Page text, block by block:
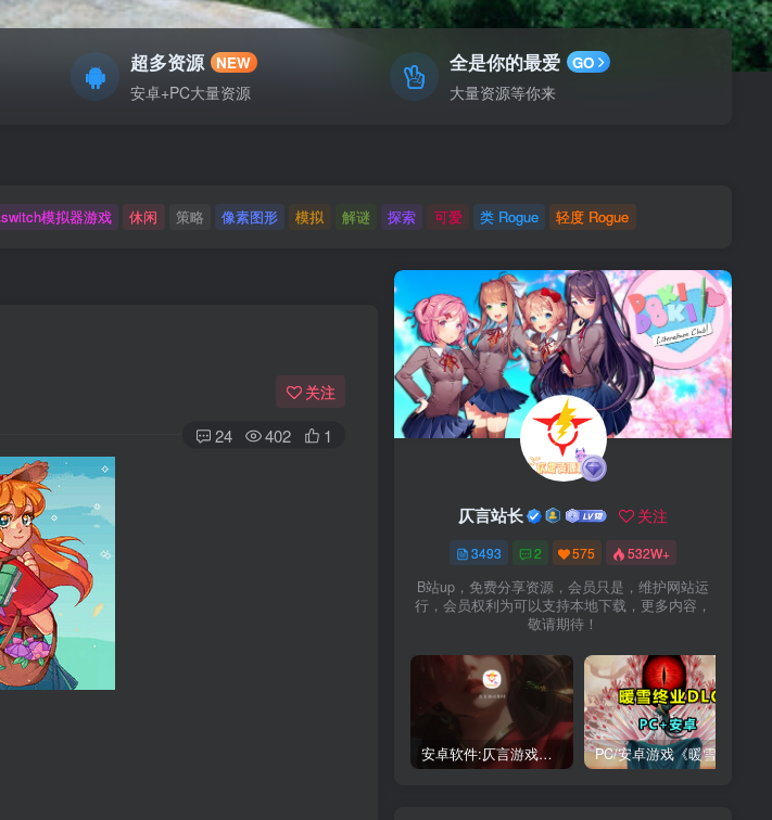
超多资源 NEW
安卓+PC大量资源
全是你的最爱 GO
大量资源等你来
模拟器游戏 休闲 策略 像素图形 模拟 解谜 探索 可爱 类 Rogue 轻度 Rogue
关注
24 402 1
仄言站长 关注
3493 2 575 532W+
B站up，免费分享资源，会员只是，维护网站运
行，会员权利为可以支持本地下载，更多内容，
敬请期待！
安卓软件:仄言游戏库4.0APP全新上架了！没有下的赶紧下载呀！